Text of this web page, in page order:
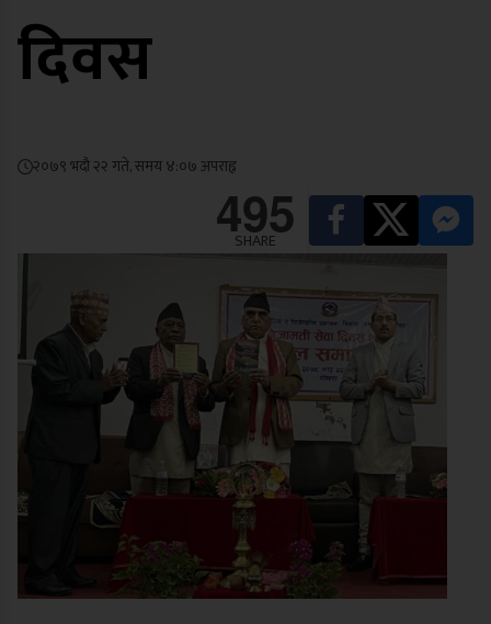
दिवस
२०७९ भदौ २२ गते, समय ४:०७ अपराह्न
495
SHARE